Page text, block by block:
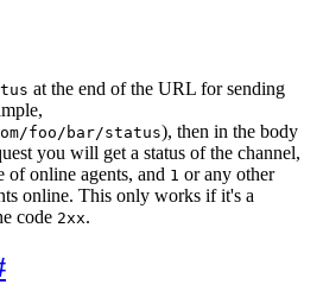
at the end of the URL for sending
foo/bar/status), then in the body
you will get a status of the channel,
of online agents, and 1 or any other
online. This only works if it's a
code 2xx.